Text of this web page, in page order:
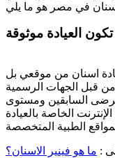
تكون العيادة موثوقة
اسنان من موقعي بل
قبل الجهات الرسمية
السابقين ومستوى
الخاصة بالعيادة
: ما هو فينير الاسنان؟